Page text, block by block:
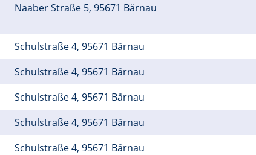
Naaber Straße 5, 95671 Bärnau
Schulstraße 4, 95671 Bärnau
Schulstraße 4, 95671 Bärnau
Schulstraße 4, 95671 Bärnau
Schulstraße 4, 95671 Bärnau
Schulstraße 4, 95671 Bärnau